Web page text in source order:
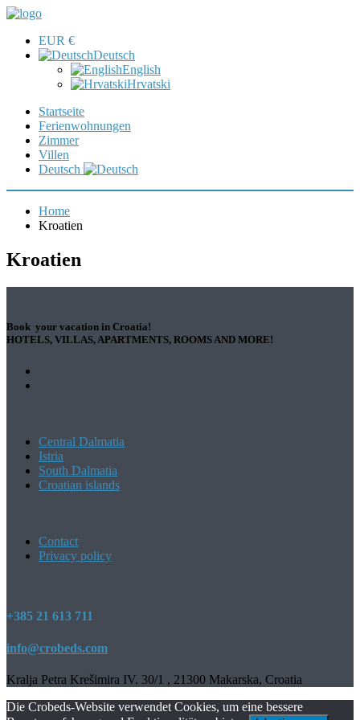
EUR €
Deutsch
English
Hrvatski
Startseite
Ferienwohnungen
Zimmer
Villen
Deutsch
Home
Kroatien
Kroatien
Book your vacation in Croatia!
HOTELS, VILLAS, APARTMENTS, ROOMS AND MORE!
Central Dalmatia
Istria
South Dalmatia
Croatian islands
Contact
Privacy policy
+385 21 613 711
info@crobeds.com
Kralja Petra Krešimira IV. 30/1 , 21300 Makarska, Croatia
Die Crobeds-Website verwendet Cookies, um eine bessere